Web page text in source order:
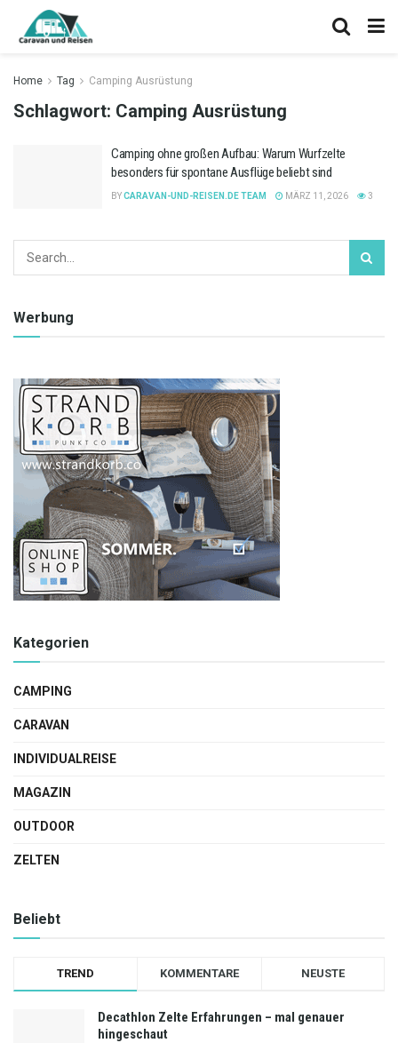
Home Tag Camping Ausrüstung
Schlagwort: Camping Ausrüstung
Camping ohne großen Aufbau: Warum Wurfzelte
besonders für spontane Ausflüge beliebt sind
BYCARAVAN-UND-REISEN.DE TEAM MÄRZ 11, 2026 3
Werbung
Kategorien
CAMPING
CARAVAN
INDIVIDUALREISE
MAGAZIN
OUTDOOR
ZELTEN
Beliebt
TREND KOMMENTARE NEUSTE
Decathlon Zelte Erfahrungen – mal genauer
hingeschaut